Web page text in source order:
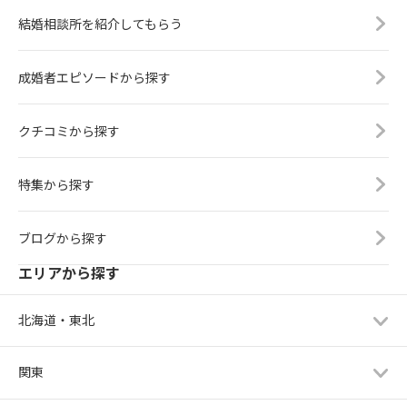
結婚相談所を紹介してもらう
成婚者エピソードから探す
クチコミから探す
特集から探す
ブログから探す
エリアから探す
北海道・東北
関東